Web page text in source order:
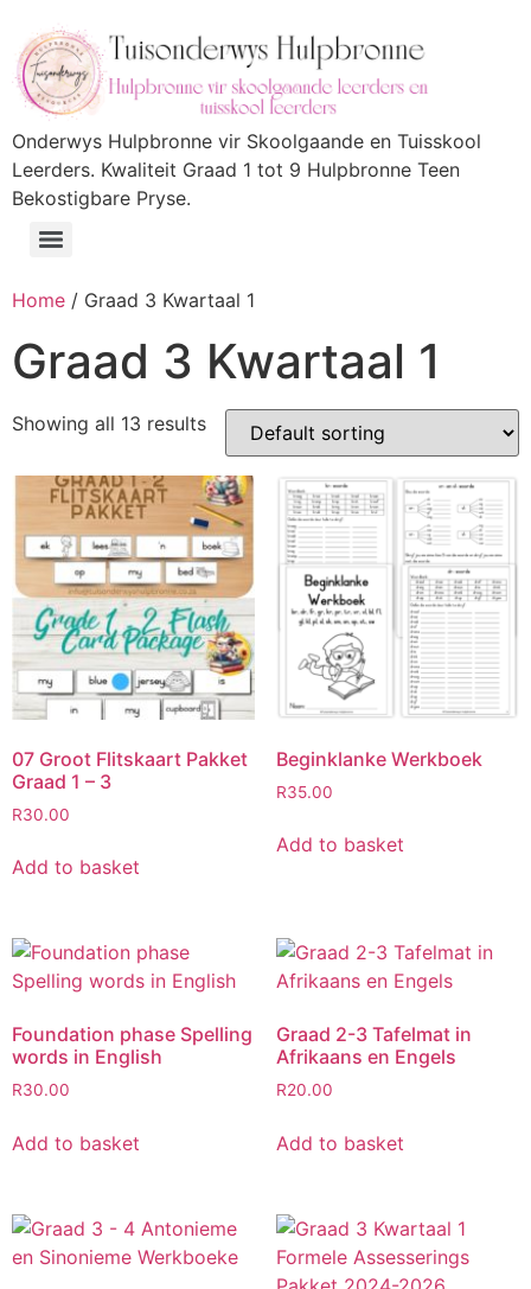
Onderwys Hulpbronne vir Skoolgaande en Tuisskool
Leerders. Kwaliteit Graad 1 tot 9 Hulpbronne Teen
Bekostigbare Pryse.
Home / Graad 3 Kwartaal 1
Graad 3 Kwartaal 1
Showing all 13 results
07 Groot Flitskaart Pakket
Graad 1 – 3
R30.00
Add to basket
Beginklanke Werkboek
R35.00
Add to basket
Foundation phase Spelling
words in English
R30.00
Add to basket
Graad 2-3 Tafelmat in
Afrikaans en Engels
R20.00
Add to basket